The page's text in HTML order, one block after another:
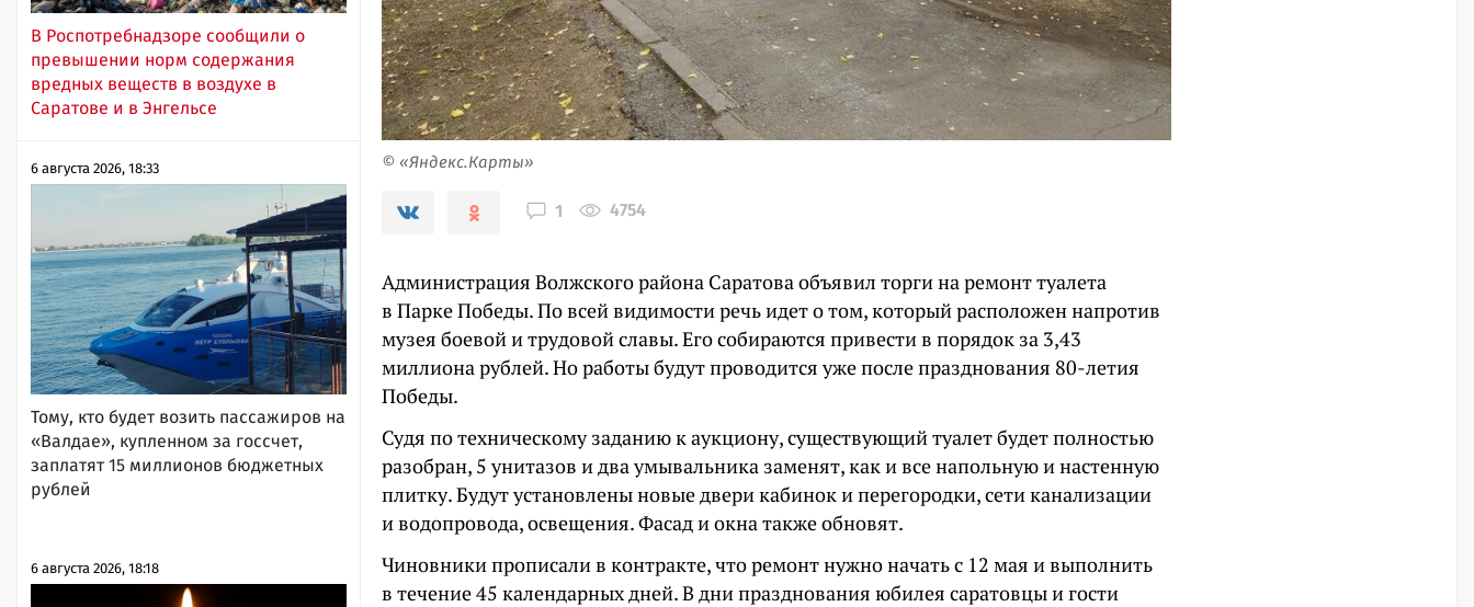
В Роспотребнадзоре сообщили о
превышении норм содержания
вредных веществ в воздухе в
Саратове и в Энгельсе
6 августа 2026, 18:33
Тому, кто будет возить пассажиров на
«Валдае», купленном за госсчет,
заплатят 15 миллионов бюджетных
рублей
6 августа 2026, 18:18
© «Яндекс.Карты»
1 4754
Администрация Волжского района Саратова объявил торги на ремонт туалета
в Парке Победы. По всей видимости речь идет о том, который расположен напротив
музея боевой и трудовой славы. Его собираются привести в порядок за 3,43
миллиона рублей. Но работы будут проводится уже после празднования 80-летия
Победы.
Судя по техническому заданию к аукциону, существующий туалет будет полностью
разобран, 5 унитазов и два умывальника заменят, как и все напольную и настенную
плитку. Будут установлены новые двери кабинок и перегородки, сети канализации
и водопровода, освещения. Фасад и окна также обновят.
Чиновники прописали в контракте, что ремонт нужно начать с 12 мая и выполнить
в течение 45 календарных дней. В дни празднования юбилея саратовцы и гости